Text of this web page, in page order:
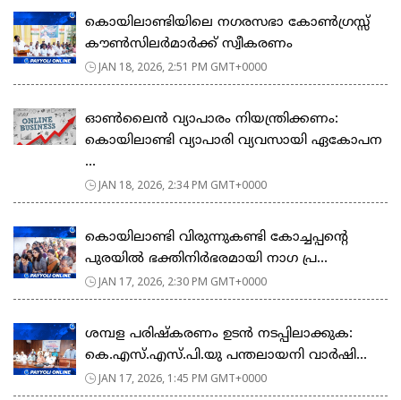
കൊയിലാണ്ടിയിലെ നഗരസഭാ കോൺഗ്രസ്സ്
കൗൺസിലർമാർക്ക് സ്വീകരണം
JAN 18, 2026, 2:51 PM GMT+0000
ഓൺലൈൻ വ്യാപാരം നിയന്ത്രിക്കണം:
കൊയിലാണ്ടി വ്യാപാരി വ്യവസായി ഏകോപന
...
JAN 18, 2026, 2:34 PM GMT+0000
കൊയിലാണ്ടി വിരുന്നുകണ്ടി കോച്ചപ്പൻ്റെ
പുരയിൽ ഭക്തിനിർഭരമായി നാഗ പ്ര...
JAN 17, 2026, 2:30 PM GMT+0000
ശമ്പള പരിഷ്കരണം ഉടൻ നടപ്പിലാക്കുക:
കെ.എസ്.എസ്.പി.യു പന്തലായനി വാർഷി...
JAN 17, 2026, 1:45 PM GMT+0000